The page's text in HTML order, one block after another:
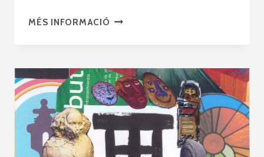
MÉS INFORMACIÓ JORNADA
::
NAUS
DE
L'ART
::
27-